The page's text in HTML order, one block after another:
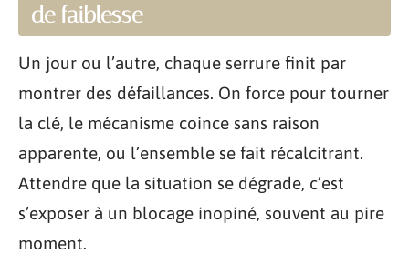
de faiblesse
Un jour ou l’autre, chaque serrure finit par
montrer des défaillances. On force pour tourner
la clé, le mécanisme coince sans raison
apparente, ou l’ensemble se fait récalcitrant.
Attendre que la situation se dégrade, c’est
s’exposer à un blocage inopiné, souvent au pire
moment.